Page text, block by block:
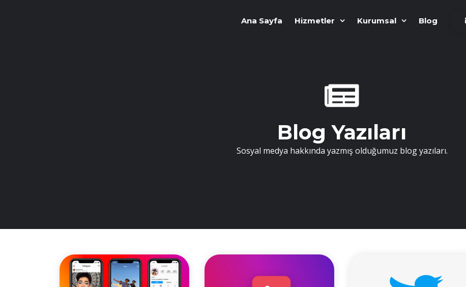
Ana Sayfa Hizmetler Kurumsal Blog
Blog Yazıları
Sosyal medya hakkında yazmış olduğumuz blog yazıları.